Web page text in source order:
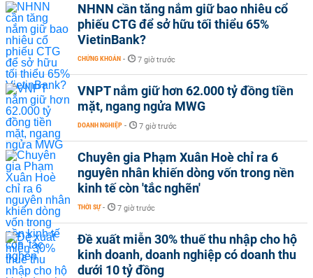
NHNN cần tăng nắm giữ bao nhiêu cổ
phiếu CTG để sở hữu tối thiểu 65%
VietinBank?
CHỨNG KHOÁN - 7 giờ trước
VNPT nắm giữ hơn 62.000 tỷ đồng tiền
mặt, ngang ngửa MWG
DOANH NGHIỆP - 7 giờ trước
Chuyên gia Phạm Xuân Hoè chỉ ra 6
nguyên nhân khiến dòng vốn trong nền
kinh tế còn 'tắc nghẽn'
THỜI SỰ - 7 giờ trước
Đề xuất miễn 30% thuế thu nhập cho hộ
kinh doanh, doanh nghiệp có doanh thu
dưới 10 tỷ đồng